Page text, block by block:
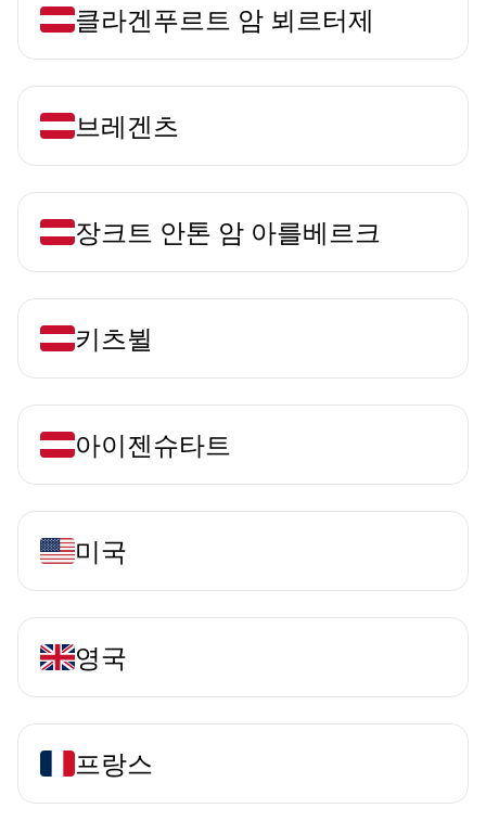
클라겐푸르트 암 뵈르터제
브레겐츠
장크트 안톤 암 아를베르크
키츠뷜
아이젠슈타트
미국
영국
프랑스